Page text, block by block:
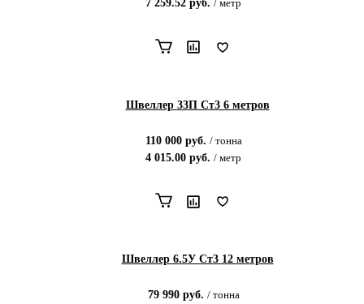
7 259.52 руб. / метр
Швеллер 33П Ст3 6 метров
110 000руб. / тонна
4 015.00 руб. / метр
Швеллер 6.5У Ст3 12 метров
79 990руб. / тонна